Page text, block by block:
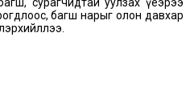
багш нарыг олон давхар